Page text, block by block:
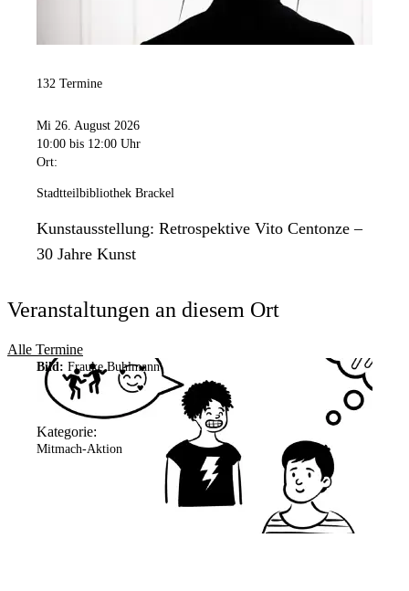
132 Termine
Mi 26. August 2026
10:00 bis 12:00 Uhr
Ort:
Stadtteilbibliothek Brackel
Kunstausstellung: Retrospektive Vito Centonze –
30 Jahre Kunst
Veranstaltungen an diesem Ort
Alle Termine
Bild: Frauke Buhlmann
Kategorie:
Mitmach-Aktion